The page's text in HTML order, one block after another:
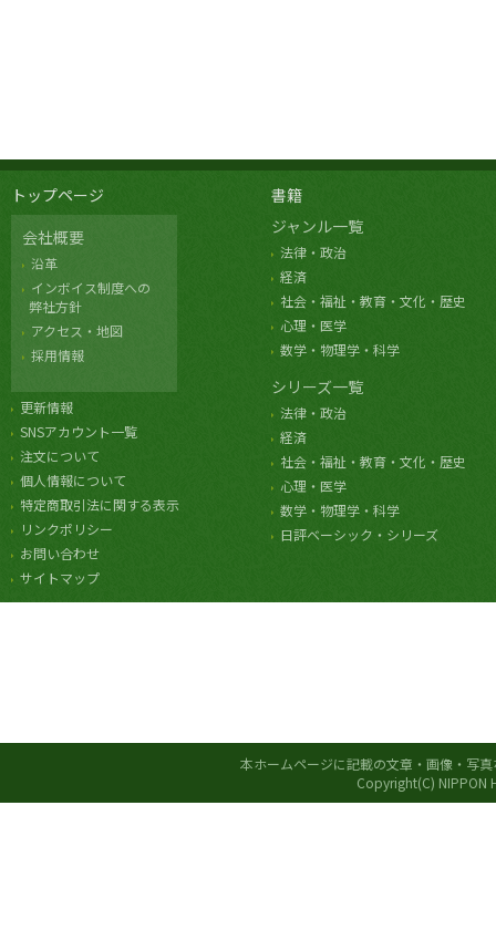
トップページ
会社概要
沿革
インボイス制度への
弊社方針
アクセス・地図
採用情報
更新情報
SNSアカウント一覧
注文について
個人情報について
特定商取引法に関する表示
リンクポリシー
お問い合わせ
サイトマップ
書籍
ジャンル一覧
法律・政治
経済
社会・福祉・教育・文化・歴史
心理・医学
数学・物理学・科学
シリーズ一覧
法律・政治
経済
社会・福祉・教育・文化・歴史
心理・医学
数学・物理学・科学
日評ベーシック・シリーズ
本ホームページに記載の文章・画像・写
Copyright(C) NIPPON